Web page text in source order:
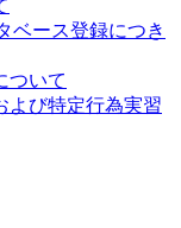
ース登録につき
ついて
よび特定行為実習